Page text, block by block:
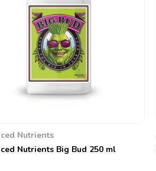
Nutrients
Nutrients Big Bud 250 ml